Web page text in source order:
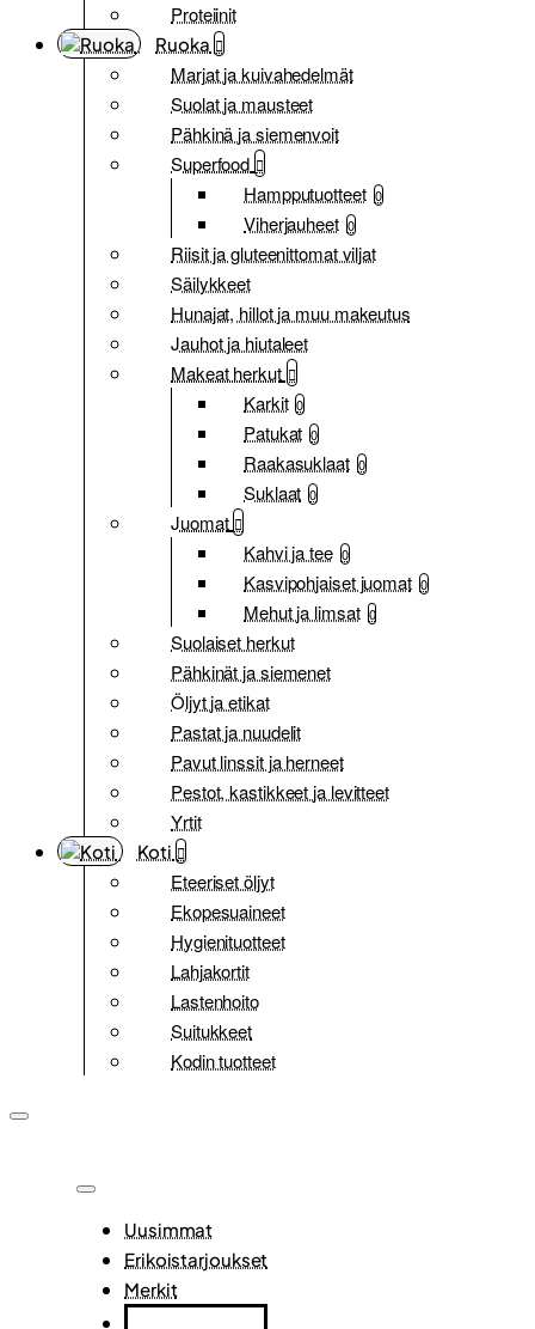
Proteiinit
Ruoka
Marjat ja kuivahedelmät
Suolat ja mausteet
Pähkinä ja siemenvoit
Superfood
Hampputuotteet 0
Viherjauheet 0
Riisit ja gluteenittomat viljat
Säilykkeet
Hunajat, hillot ja muu makeutus
Jauhot ja hiutaleet
Makeat herkut
Karkit 0
Patukat 0
Raakasuklaat 0
Suklaat 0
Juomat
Kahvi ja tee 0
Kasvipohjaiset juomat 0
Mehut ja limsat 0
Suolaiset herkut
Pähkinät ja siemenet
Öljyt ja etikat
Pastat ja nuudelit
Pavut linssit ja herneet
Pestot, kastikkeet ja levitteet
Yrtit
Koti
Eteeriset öljyt
Ekopesuaineet
Hygienituotteet
Lahjakortit
Lastenhoito
Suitukkeet
Kodin tuotteet
Uusimmat
Erikoistarjoukset
Merkit